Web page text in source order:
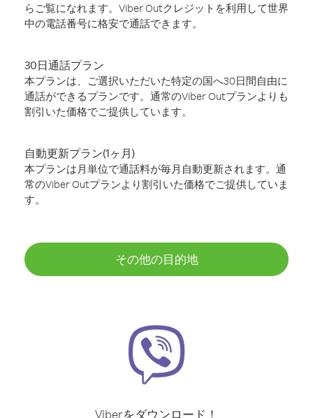
らご覧になれます。Viber Outクレジットを利用して世界
中の電話番号に格安で通話できます。
30日通話プラン
本プランは、ご選択いただいた特定の国へ30日間自由に
通話ができるプランです。通常のViber Outプランよりも
割引いた価格でご提供しています。
自動更新プラン(1ヶ月)
本プランは月単位で通話料が毎月自動更新されます。通
常のViber Outプランより割引いた価格でご提供していま
す。
その他の目的地
Viberをダウンロード！